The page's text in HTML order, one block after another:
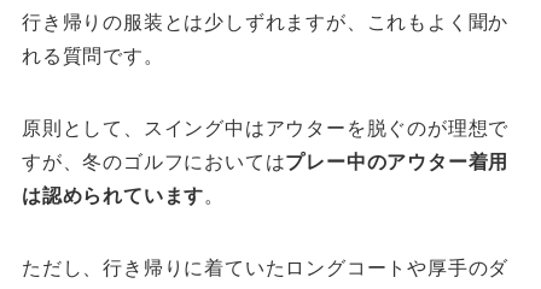
行き帰りの服装とは少しずれますが、これもよく聞か
れる質問です。
原則として、スイング中はアウターを脱ぐのが理想で
すが、冬のゴルフにおいてはプレー中のアウター着用
は認められています。
ただし、行き帰りに着ていたロングコートや厚手のダ